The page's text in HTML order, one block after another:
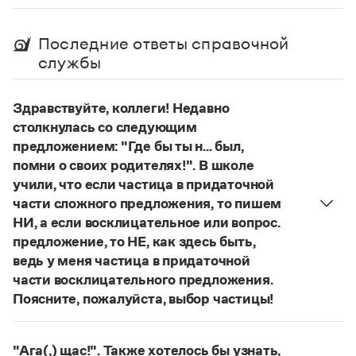
Словари русского языка как государственного
Справочники
Правила русской орфографии и пунктуации
Русский язык. Краткий теоретический курс
для школьников
Письмовник
Справочник по пунктуации
Словарь-справочник трудностей
Справочник по фразеологии
Азбучные истины
Словарь-справочник непростые слова
Все справочники портала
Новости и события
Словарь методических терминов
Последние ответы справочной
службы
Здравствуйте, коллеги! Недавно
столкнулась со следующим
предложением: "Где бы ты н... был,
помни о своих родителях!". В школе
учили, что если частица в придаточной
части сложного предложения, то пишем
НИ, а если восклицательное или вопрос.
предложение, то НЕ, как здесь быть,
ведь у меня частица в придаточной
части восклицательного предложения.
Поясните, пожалуйста, выбор частицы!
Правильно:Где бы ты ни был, помни о своих
"Ага(,) щас!". Также хотелось бы узнать,